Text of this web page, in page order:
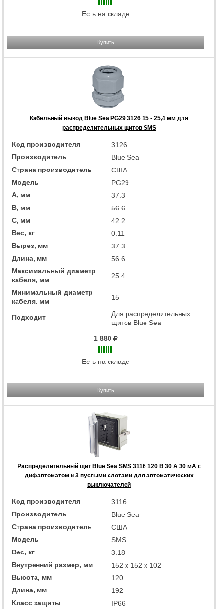
Есть на складе
Купить
Кабельный вывод Blue Sea PG29 3126 15 - 25,4 мм для
распределительных щитов SMS
Код производителя
3126
Производитель
Blue Sea
Страна производитель
США
Модель
PG29
A, мм
37.3
B, мм
56.6
C, мм
42.2
Вес, кг
0.11
Вырез, мм
37.3
Длина, мм
56.6
Максимальный диаметр
кабеля, мм
25.4
Минимальный диаметр
кабеля, мм
15
Подходит
Для распределительных
щитов Blue Sea
1 880
Есть на складе
Купить
Распределительный щит Blue Sea SMS 3116 120 В 30 А 30 мА с
дифавтоматом и 3 пустыми слотами для автоматических
выключателей
Код производителя
3116
Производитель
Blue Sea
Страна производитель
США
Модель
SMS
Вес, кг
3.18
Внутренний размер, мм
152 x 152 x 102
Высота, мм
120
Длина, мм
192
Класс защиты
IP66